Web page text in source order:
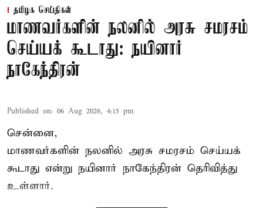
தமிழக செய்திகள்
மாணவர்களின் நலனில் அரசு சமரசம்
செய்யக் கூடாது: நயினார்
நாகேந்திரன்
Published on: 06 Aug 2026, 4:15 pm
சென்னை,
மாணவர்களின் நலனில் அரசு சமரசம் செய்யக்
கூடாது என்று நயினார் நாகேந்திரன் தெரிவித்து
உள்ளார்.